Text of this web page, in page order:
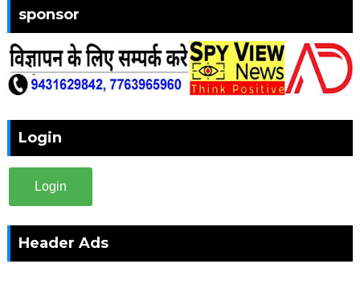
sponsor
Login
Login
Header Ads